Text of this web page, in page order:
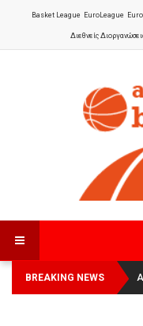
Basket League EuroLeague
Διεθνείς
BREAKING NEWS
Οι